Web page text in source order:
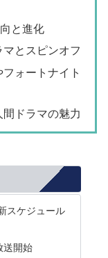
と進化
とスピンオフ
ォートナイト
ドラマの魅力
スケジュール
送開始